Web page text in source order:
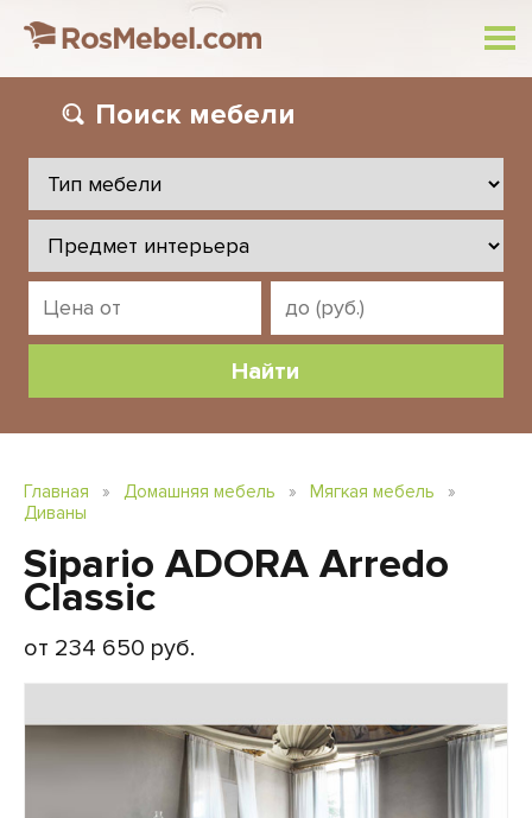
Поиск мебели
Главная » Домашняя мебель » Мягкая мебель
»
Диваны
Sipario ADORA Arredo
Classic
от 234 650 руб.